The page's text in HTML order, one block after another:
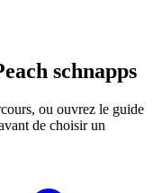
schnapps
ou ouvrez le guide
de choisir un